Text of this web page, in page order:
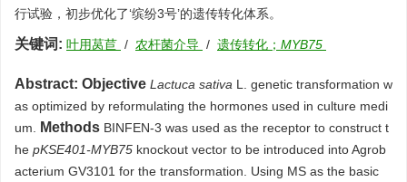
行试验，初步优化了‘缤纷3号’的遗传转化体系。
关键词: 叶用莴苣 / 农杆菌介导 / 遗传转化； MYB75
Abstract: Objective Lactuca sativa L. genetic transformation w
as optimized by reformulating the hormones used in culture medi
um.
Methods BINFEN-3 was used as the receptor to construct t
he pKSE401-MYB75 knockout vector to be introduced into Agrob
acterium GV3101 for the transformation. Using MS as the basic